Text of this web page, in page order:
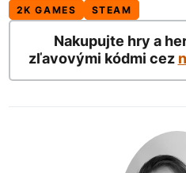
2K GAMES STEAM
Nakupujte hry a
zľavovými kódmi cez